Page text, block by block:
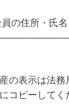
の住所・氏名
の表示は法務
コピーしてく